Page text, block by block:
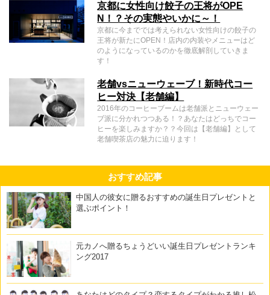
京都に女性向け餃子の王将がOPE
N！？その実態やいかに～！
京都に今まででは考えられない女性向けの餃子の
王将が新たにOPEN！店内の内装やメニューはど
のようになっているのかを徹底解剖していきま
す！
老舗vsニューウェーブ！新時代コー
ヒー対決【老舗編】
2016年のコーヒーブームは老舗派とニューウェー
ブ派に分かれつつある！？あなたはどっちでコー
ヒーを楽しみますか？？今回は【老舗編】として
老舗喫茶店の魅力に迫ります！
おすすめ記事
中国人の彼女に贈るおすすめの誕生日プレゼントと
選ぶポイント！
元カノへ贈るちょうどいい誕生日プレゼントランキ
ング2017